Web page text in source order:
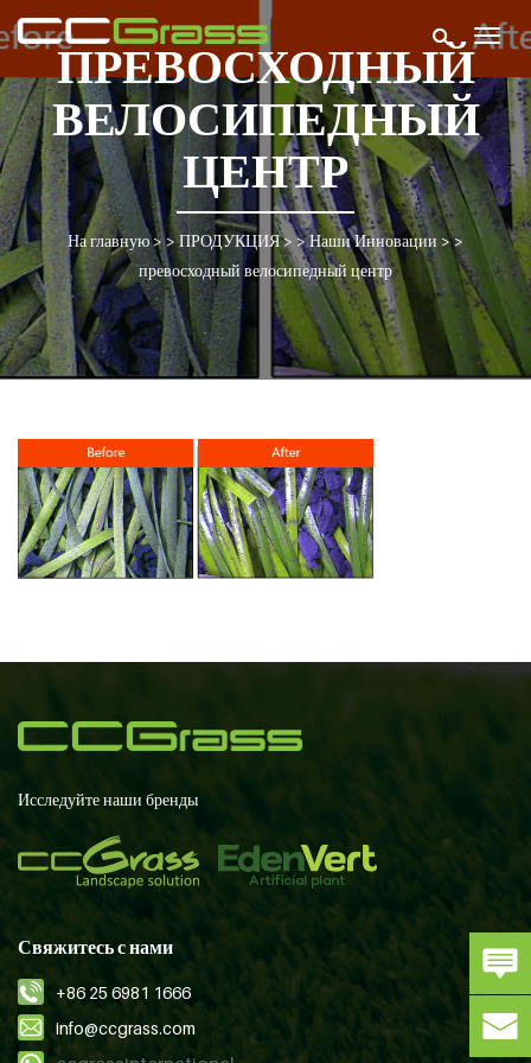
ПРЕВОСХОДНЫЙ
ВЕЛОСИПЕДНЫЙ
ЦЕНТР
На главную> >ПРОДУКЦИЯ> >Наши Инновации > >
превосходный велосипедный центр
Исследуйте наши бренды
Свяжитесь с нами
+86 25 6981 1666
info@ccgrass.com